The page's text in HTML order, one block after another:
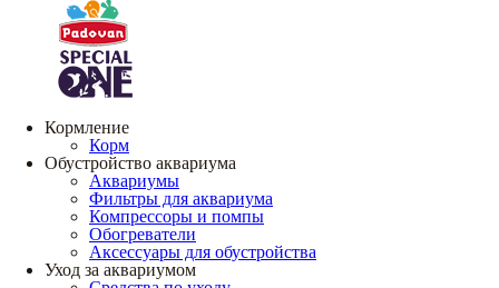
Кормление
Корм
Обустройство аквариума
Аквариумы
Фильтры для аквариума
Компрессоры и помпы
Обогреватели
Аксессуары для обустройства
Уход за аквариумом